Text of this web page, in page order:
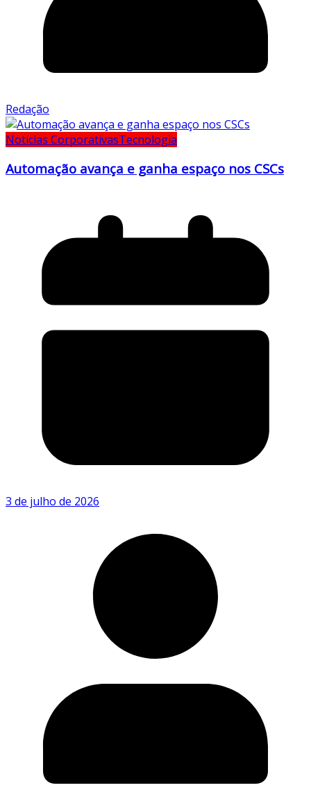
Redação
Notícias CorporativasTecnologia
Automação avança e ganha espaço nos CSCs
3 de julho de 2026